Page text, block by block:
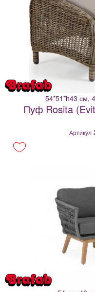
54*51*h43 см,
Пуф Rosita
Артикул